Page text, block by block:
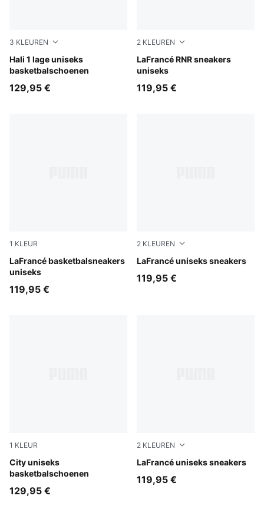
3 KLEUREN
Hali 1 lage uniseks
basketbalschoenen
Cobalt Glaze-Zen Blue
129,95 €
2 KLEUREN
LaFrancé RNR sneakers
uniseks
Ultra Blue-Sea Glass
119,95 €
1 KLEUR
LaFrancé basketbalsneakers
uniseks
PUMA Black-Gray Sky
119,95 €
2 KLEUREN
LaFrancé uniseks sneakers
Cool Light Gray-Gray Echo
119,95 €
1 KLEUR
City uniseks
basketbalschoenen
Mustard Seed-Sea Kelp
129,95 €
2 KLEUREN
LaFrancé uniseks sneakers
Puma White
119,95 €